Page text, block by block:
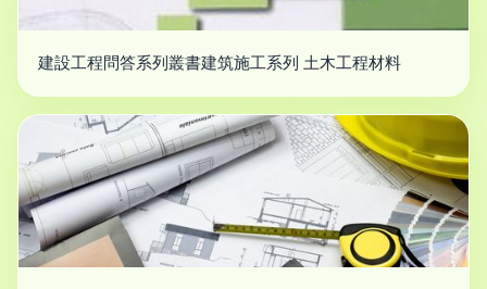
建設工程問答系列叢書建筑施工系列 土木工程材料